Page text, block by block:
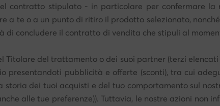
contratto stipulato - in particolare per confermare
a te o a un punto di ritiro il prodotto selezionato,
di concludere il contratto di vendita che stipuli al
del trattamento o dei suoi partner (terzi
presentandoti pubblicità e offerte (sconti), tra cui
dei tuoi acquisti e del tuo comportamento sul
alle tue preferenze)). Tuttavia, le nostre azioni non